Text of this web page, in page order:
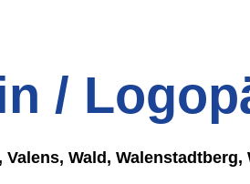
/
Wald,